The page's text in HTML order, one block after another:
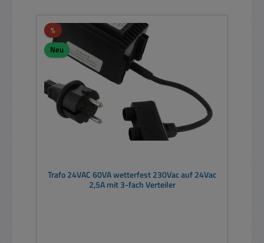
%Rabatt
Neu
Trafo 24VAC 60VA wetterfest 230Vac auf 24Vac
2,5A mit 3-fach Verteiler